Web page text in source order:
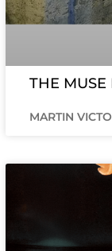
THE MUSE
MARTIN